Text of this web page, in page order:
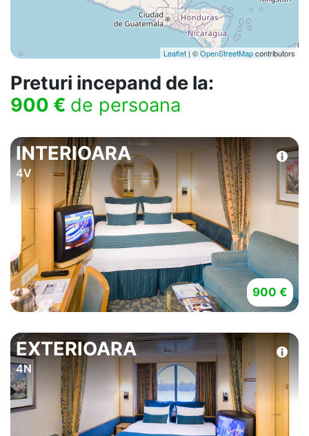
Leaflet | ©OpenStreetMapcontributors
Preturi incepand de la:
900 € de persoana
INTERIOARA
4V
900 €
EXTERIOARA
4N